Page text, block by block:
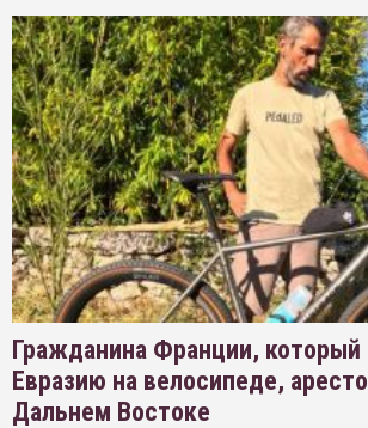
Гражданина Франции, который
Евразию на велосипеде,
Дальнем Востоке